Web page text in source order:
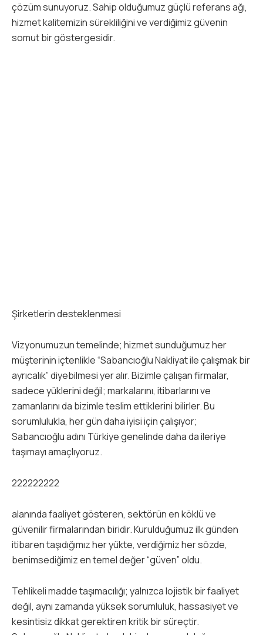
çözüm sunuyoruz. Sahip olduğumuz güçlü referans ağı,
hizmet kalitemizin sürekliliğini ve verdiğimiz güvenin
somut bir göstergesidir.
Şirketlerin desteklenmesi
Vizyonumuzun temelinde; hizmet sunduğumuz her
müşterinin içtenlikle “Sabancıoğlu Nakliyat ile çalışmak bir
ayrıcalık” diyebilmesi yer alır. Bizimle çalışan firmalar,
sadece yüklerini değil; markalarını, itibarlarını ve
zamanlarını da bizimle teslim ettiklerini bilirler. Bu
sorumlulukla, her gün daha iyisi için çalışıyor;
Sabancıoğlu adını Türkiye genelinde daha da ileriye
taşımayı amaçlıyoruz.
222222222
alanında faaliyet gösteren, sektörün en köklü ve
güvenilir firmalarından biridir. Kurulduğumuz ilk günden
itibaren taşıdığımız her yükte, verdiğimiz her sözde,
benimsediğimiz en temel değer “güven” oldu.
Tehlikeli madde taşımacılığı; yalnızca lojistik bir faaliyet
değil, aynı zamanda yüksek sorumluluk, hassasiyet ve
kesintisiz dikkat gerektiren kritik bir süreçtir.